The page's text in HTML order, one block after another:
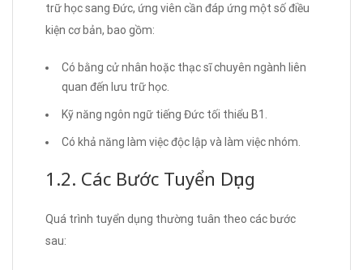
trữ học sang Đức, ứng viên cần đáp ứng một số điều
kiện cơ bản, bao gồm:
Có bằng cử nhân hoặc thạc sĩ chuyên ngành liên
quan đến lưu trữ học.
Kỹ năng ngôn ngữ tiếng Đức tối thiểu B1.
Có khả năng làm việc độc lập và làm việc nhóm.
1.2. Các Bước Tuyển Dụng
Quá trình tuyển dụng thường tuân theo các bước
sau: